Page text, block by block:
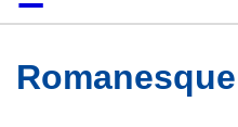
DomůKolekce
Prohlížení
Vyhledávání
O platformě